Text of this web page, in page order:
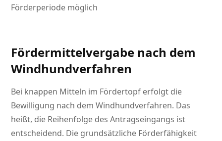
Förderperiode möglich
Fördermittelvergabe nach dem
Windhundverfahren
Bei knappen Mitteln im Fördertopf erfolgt die
Bewilligung nach dem Windhundverfahren. Das
heißt, die Reihenfolge des Antragseingangs ist
entscheidend. Die grundsätzliche Förderfähigkeit